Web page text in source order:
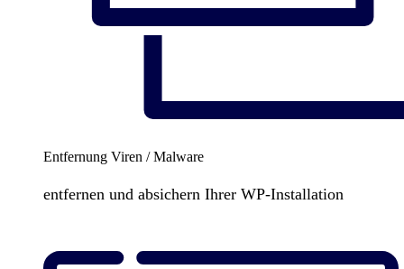
Entfernung Viren / Malware
entfernen und absichern Ihrer WP-Installation